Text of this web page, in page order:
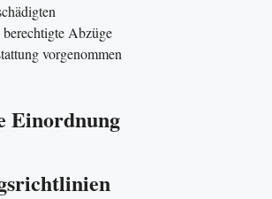
Abzüge
vorgenommen
Einordnung